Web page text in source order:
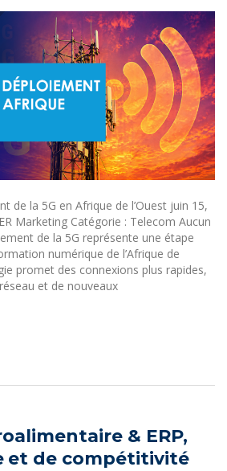
de la 5G en Afrique de l’Ouest juin 15,
Marketing Catégorie : Telecom Aucun
de la 5G représente une étape
numérique de l’Afrique de
promet des connexions plus rapides,
et de nouveaux
& ERP,
et de compétitivité